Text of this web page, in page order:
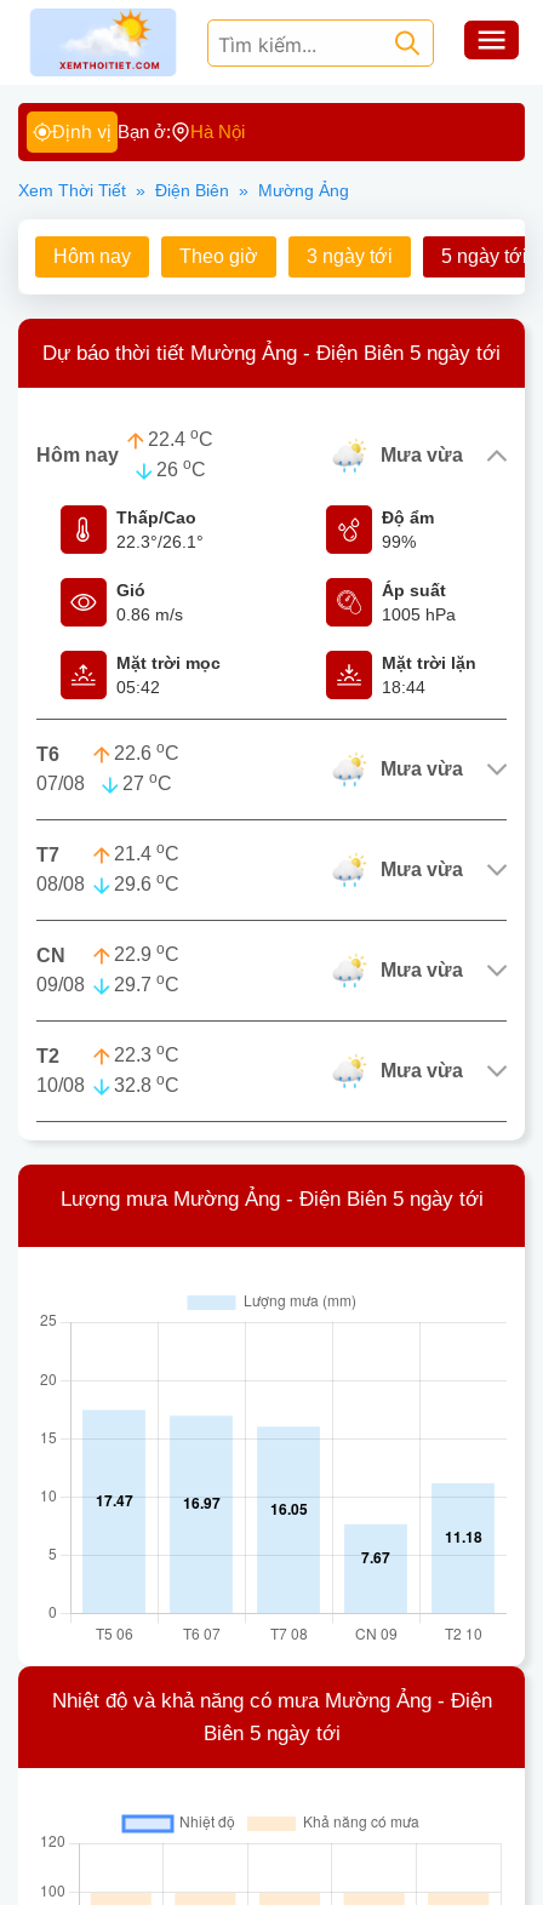
Định vị Bạn ở: Hà Nội
Xem Thời Tiết » Điện Biên » Mường Ảng
Hôm nay Theo giờ 3 ngày tới 5 ngày tới
Dự báo thời tiết Mường Ảng - Điện Biên 5 ngày tới
Hôm nay
22.4 oC
26 oC
mưa vừa
Thấp/Cao
22.3°/26.1°
Độ ẩm
99%
Gió
0.86 m/s
Áp suất
1005 hPa
Mặt trời mọc
05:42
Mặt trời lặn
18:44
T6
07/08
22.6 oC
27 oC
mưa vừa
T7
08/08
21.4 oC
29.6 oC
mưa vừa
CN
09/08
22.9 oC
29.7 oC
mưa vừa
T2
10/08
22.3 oC
32.8 oC
mưa vừa
Lượng mưa Mường Ảng - Điện Biên 5 ngày tới
Nhiệt độ và khả năng có mưa Mường Ảng - Điện
Biên 5 ngày tới